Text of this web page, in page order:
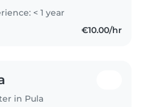
dobi. Imam iskustva i s
s posebnim potrebama,
s epilepsijom. Veselim..
< 1 year
€10.00/hr
in Pula